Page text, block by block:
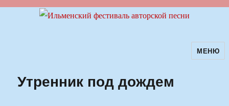
Ильменский фестиваль авторскойМЕНЮ
Утренник под дождем